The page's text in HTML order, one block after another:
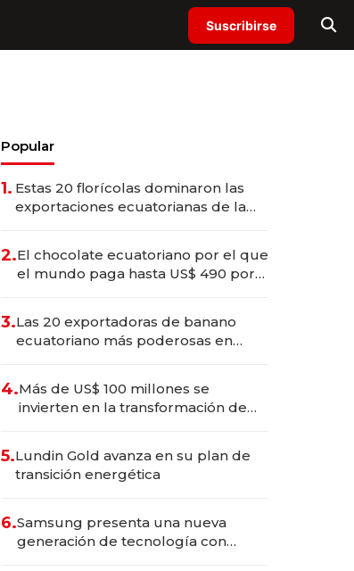
Suscribirse
Popular
1. Estas 20 florícolas dominaron las
exportaciones ecuatorianas de la
2.El chocolate ecuatoriano por el que
el mundo paga hasta US$ 490 por
3.Las 20 exportadoras de banano
ecuatoriano más poderosas en
4.Más de US$ 100 millones se
invierten en la transformación de
5.Lundin Gold avanza en su plan de
transición energética
6.Samsung presenta una nueva
generación de tecnología con